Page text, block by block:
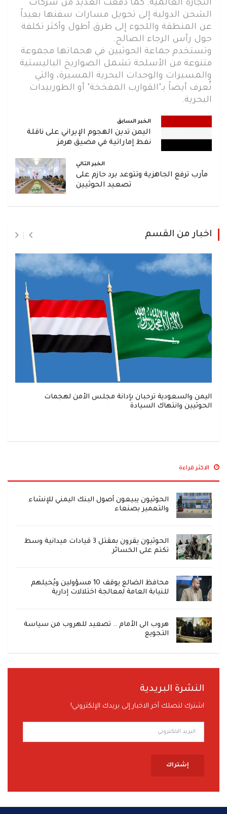
التجارة العالمية. كما دفعت العديد من شركات
الشحن الدولية إلى تحويل مسارات سفنها بعيداً
عن المنطقة واللجوء إلى طرق أطول وأكثر تكلفة
حول رأس الرجاء الصالح.
وتستخدم جماعة الحوثيين في هجماتها مجموعة
متنوعة من الأسلحة تشمل الصواريخ الباليستية
والمسيرات والوحدات البحرية المسيرة، والتي
تُعرف أيضاً بـ"القوارب المفخخة" أو الطوربيدات
البحرية.
الخبر السابق
اليمن تدين الهجوم الإيراني على ناقلة
نفط إماراتية في مضيق هرمز
الخبر التالي
مأرب ترفع الجاهزية وتتوعد برد حازم على
تصعيد الحوثيين
اخبار من القسم
اليمن والسعودية ترحبان بإدانة مجلس الأمن لهجمات
الحوثيين وانتهاك السيادة
الاكثر قراءة
الحوثيون يبيعون أصول البنك اليمني للإنشاء
والتعمير بصنعاء
الحوثيون يقرون بمقتل 3 قيادات ميدانية وسط
تكتم على الخسائر
محافظ الضالع يوقف 10 مسؤولين ويُحيلهم
للنيابة العامة لمعالجة اختلالات إدارية
هروب الى الأمام .. تصعيد للهروب من سياسة
التجويع
النشرة البريدية
اشترك لتصلك آخر الاخبار إلى بريدك الإلكتروني!
إشتراك